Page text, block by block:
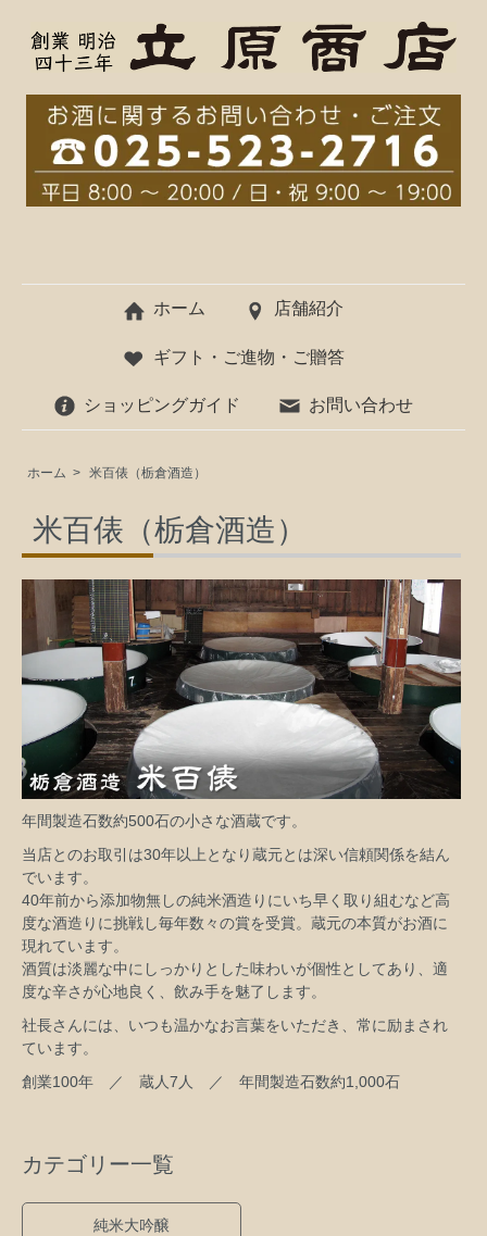
ホーム 店舗紹介
ギフト・ご進物・ご贈答
ショッピングガイド お問い合わせ
ホーム > 米百俵（栃倉酒造）
米百俵（栃倉酒造）
年間製造石数約500石の小さな酒蔵です。
当店とのお取引は30年以上となり蔵元とは深い信頼関係を結ん
でいます。
40年前から添加物無しの純米酒造りにいち早く取り組むなど高
度な酒造りに挑戦し毎年数々の賞を受賞。蔵元の本質がお酒に
現れています。
酒質は淡麗な中にしっかりとした味わいが個性としてあり、適
度な辛さが心地良く、飲み手を魅了します。
社長さんには、いつも温かなお言葉をいただき、常に励まされ
ています。
創業100年 ／ 蔵人7人 ／ 年間製造石数約1,000石
カテゴリー一覧
純米大吟醸